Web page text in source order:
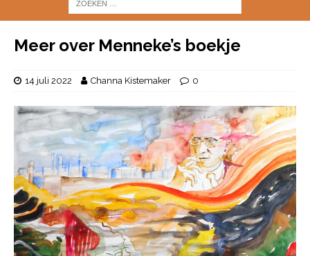
Meer over Menneke’s boekje
14 juli 2022 Channa Kistemaker 0